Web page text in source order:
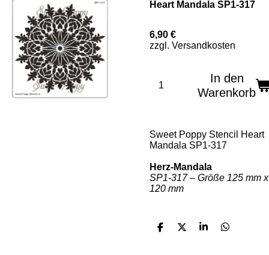
Heart Mandala SP1-317
6,90 €
zzgl. Versandkosten
In den
Warenkorb
Sweet Poppy Stencil Heart
Mandala SP1-317
Herz-Mandala
SP1-317 – Größe 125 mm x
120 mm
T
T
T
T